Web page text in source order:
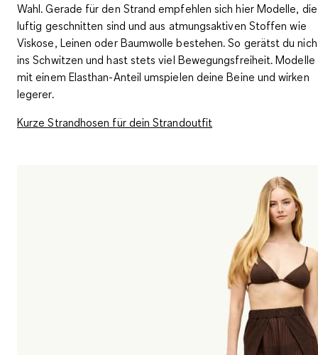
Wahl. Gerade für den Strand empfehlen sich hier Modelle, die
luftig geschnitten sind und aus atmungsaktiven Stoffen wie
Viskose, Leinen oder Baumwolle bestehen. So gerätst du
ins Schwitzen und hast stets viel Bewegungsfreiheit. Modelle
mit einem Elasthan-Anteil umspielen deine Beine und wirken
legerer.
Kurze Strandhosen für dein Strandoutfit